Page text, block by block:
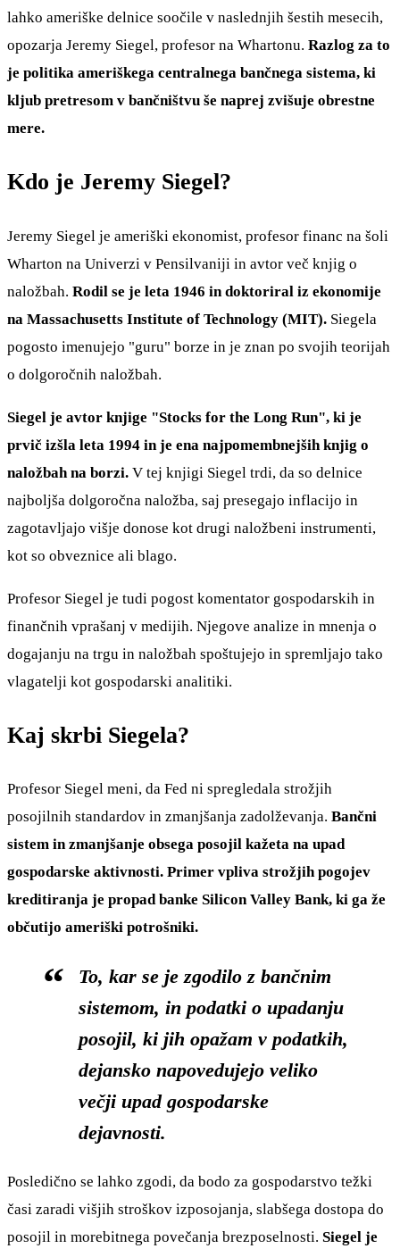
lahko ameriške delnice soočile v naslednjih šestih mesecih,
opozarja Jeremy Siegel, profesor na Whartonu. Razlog za to
je politika ameriškega centralnega bančnega sistema, ki
kljub pretresom v bančništvu še naprej zvišuje obrestne
mere.
Kdo je Jeremy Siegel?
Jeremy Siegel je ameriški ekonomist, profesor financ na šoli
Wharton na Univerzi v Pensilvaniji in avtor več knjig o
naložbah. Rodil se je leta 1946 in doktoriral iz ekonomije
na Massachusetts Institute of Technology (MIT). Siegela
pogosto imenujejo "guru" borze in je znan po svojih teorijah
o dolgoročnih naložbah.
Siegel je avtor knjige "Stocks for the Long Run", ki je
prvič izšla leta 1994 in je ena najpomembnejših knjig o
naložbah na borzi. V tej knjigi Siegel trdi, da so delnice
najboljša dolgoročna naložba, saj presegajo inflacijo in
zagotavljajo višje donose kot drugi naložbeni instrumenti,
kot so obveznice ali blago.
Profesor Siegel je tudi pogost komentator gospodarskih in
finančnih vprašanj v medijih. Njegove analize in mnenja o
dogajanju na trgu in naložbah spoštujejo in spremljajo tako
vlagatelji kot gospodarski analitiki.
Kaj skrbi Siegela?
Profesor Siegel meni, da Fed ni spregledala strožjih
posojilnih standardov in zmanjšanja zadolževanja. Bančni
sistem in zmanjšanje obsega posojil kažeta na upad
gospodarske aktivnosti. Primer vpliva strožjih pogojev
kreditiranja je propad banke Silicon Valley Bank, ki ga že
občutijo ameriški potrošniki.
To, kar se je zgodilo z bančnim
sistemom, in podatki o upadanju
posojil, ki jih opažam v podatkih,
dejansko napovedujejo veliko
večji upad gospodarske
dejavnosti.
Posledično se lahko zgodi, da bodo za gospodarstvo težki
časi zaradi višjih stroškov izposojanja, slabšega dostopa do
posojil in morebitnega povečanja brezposelnosti. Siegel je